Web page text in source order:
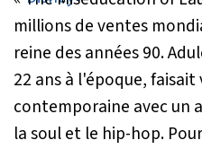
millions de ventes
reine des années 90.
22 ans à l'époque, faisait
contemporaine avec un
la soul et le hip-hop.